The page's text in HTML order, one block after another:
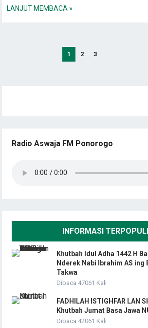
LANJUT MEMBACA »
1 2 3
Radio Aswaja FM Ponorogo
INFORMASI
Khutbah Idul Adha 1442 H
Nderek Nabi Ibrahim AS ing
Takwa
Dibaca 47061 Kali
FADHILAH ISTIGHFAR LAN
Khutbah Jumat Basa Jawa
Dibaca 42061 Kali